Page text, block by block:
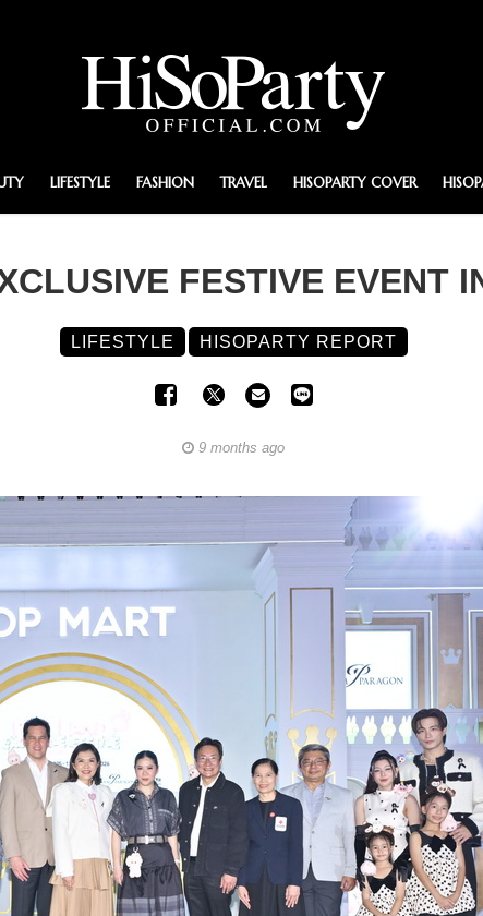
LIFESTYLE FASHION TRAVEL HISOPARTY COVER
FESTIVE EVENT
LIFESTYLE HISOPARTY REPORT
9 months ago